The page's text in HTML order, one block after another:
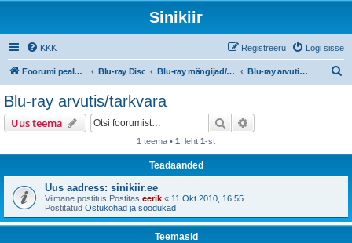
Sinikiir
KKK Logi sisse
Registreeru
Foorumi pealeht Blu-ray Disc Blu-ray mängijad/riistvara Blu-ray arvutis/tarkvara
Blu-ray arvutis/tarkvara
Uus teema Otsi
1 teema • 1 . leht 1-st
Teadaanded
Uus aadress: sinikiir.ee
Viimane postitus Postitas eerik « 11 Okt 2010, 16:55
Postitatud Ostukohad ja soodukad
Teemasid